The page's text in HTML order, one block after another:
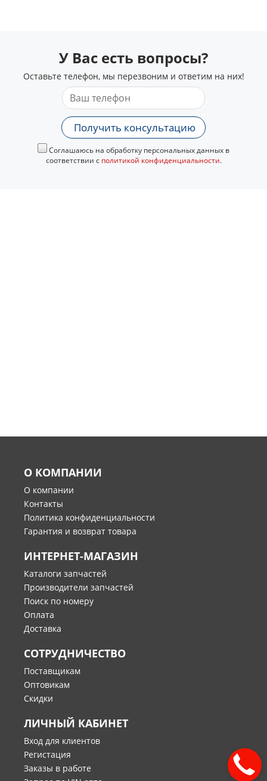
У Вас есть вопросы?
Оставьте телефон, мы перезвоним и ответим на них!
Получить консультацию
Соглашаюсь на обработку персональных данных в
соответствии с политикой конфиденциальности.
О КОМПАНИИ
О компании
Контакты
Политика конфиденциальности
Гарантия и возврат товара
ИНТЕРНЕТ-МАГАЗИН
Каталоги запчастей
Производители запчастей
Поиск по номеру
Оплата
Доставка
СОТРУДНИЧЕСТВО
Поставщикам
Оптовикам
Скидки
ЛИЧНЫЙ КАБИНЕТ
Вход для клиентов
Регистация
Заказы в работе